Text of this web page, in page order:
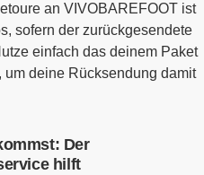
an VIVOBAREFOOT ist
sofern der zurückgesendete
einfach das deinem Paket
deine Rücksendung damit
Der
hilft